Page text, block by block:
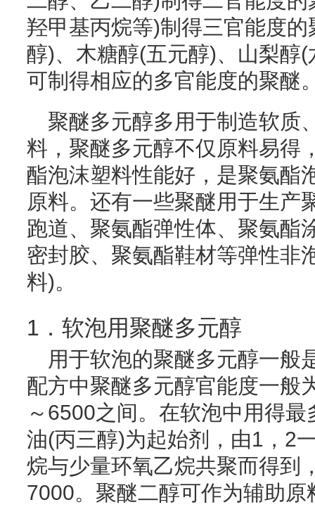
羟甲基丙烷等)制得三官能度
醇)、木糖醇(五元醇)、山梨醇
可制得相应的多官能度的聚醚
聚醚多元醇多用于制造软质
料，聚醚多元醇不仅原料易得
酯泡沫塑料性能好，是聚氨酯
原料。还有一些聚醚用于生产
跑道、聚氨酯弹性体、聚氨酯
密封胶、聚氨酯鞋材等弹性非
料)。
1．软泡用聚醚多元醇
用于软泡的聚醚多元醇一般
配方中聚醚多元醇官能度一般
～6500之间。在软泡中用得
油(丙三醇)为起始剂，由1，2
烷与少量环氧乙烷共聚而得到
7000。聚醚二醇可作为辅助